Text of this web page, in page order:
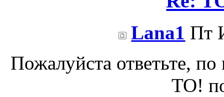
Lana1 Пт
Пожалуйста ответьте,
ТО!